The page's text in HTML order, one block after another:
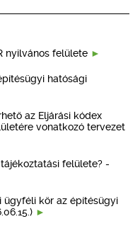
nyilvános felülete
hatósági
az Eljárási kódex
vonatkozó tervezet
felülete? -
ügyféli kör az építésügyi